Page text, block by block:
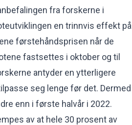
fra forskerne i
en trinnvis effekt på
førstehåndsprisen når de
fastsettes i oktober og til
antyder en ytterligere
seg lenge før det. Dermed
enn i første halvår i 2022.
av at hele 30 prosent av